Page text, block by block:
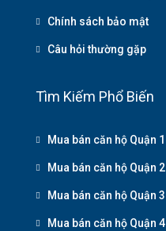
Chính sách bảo mật
Câu hỏi thường gặp
Tìm Kiếm Phổ Biến
Mua bán căn hộ Quận 1
Mua bán căn hộ Quận 2
Mua bán căn hộ Quận 3
Mua bán căn hộ Quận 4